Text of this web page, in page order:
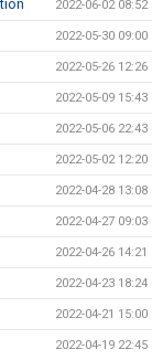
2022-06-02 08:52
2022-05-30 09:00
2022-05-26 12:26
2022-05-09 15:43
2022-05-06 22:43
2022-05-02 12:20
2022-04-28 13:08
2022-04-27 09:03
2022-04-26 14:21
2022-04-23 18:24
2022-04-21 15:00
2022-04-19 22:45